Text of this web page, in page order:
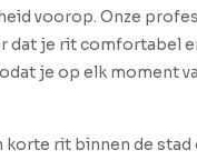
voorop. Onze
dat je rit comfortabel
je op elk moment
korte rit binnen de stad